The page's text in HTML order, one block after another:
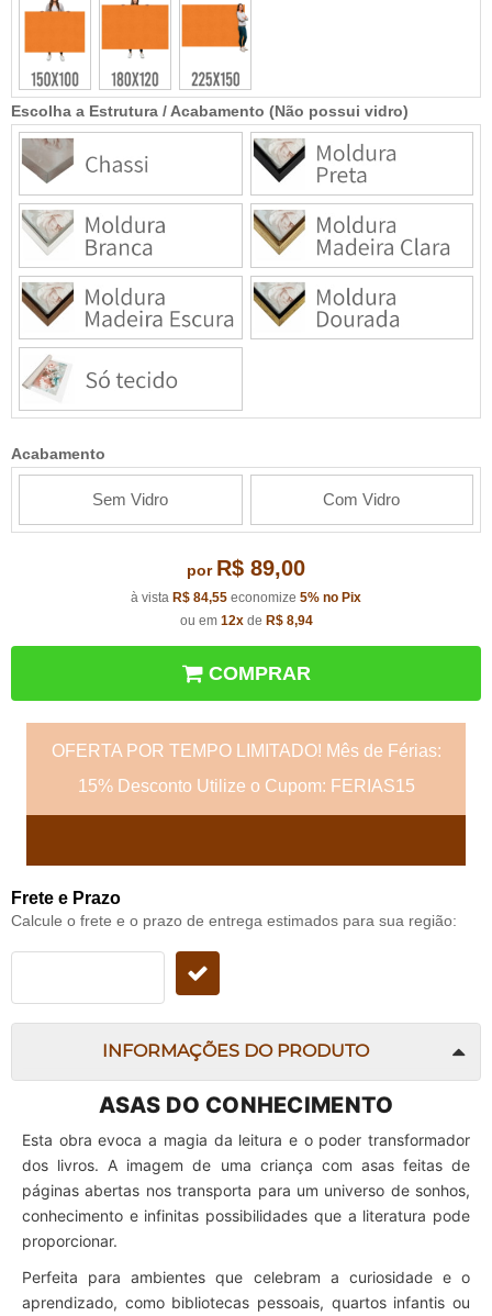
Escolha a Estrutura / Acabamento (Não possui vidro)
Acabamento
Sem Vidro Com Vidro
por R$ 89,00
à vista R$ 84,55 economize 5% no Pix
ou em 12xde R$ 8,94
COMPRAR
OFERTA POR TEMPO LIMITADO! Mês de Férias:
15% Desconto Utilize o Cupom: FERIAS15
Frete e Prazo
Calcule o frete e o prazo de entrega estimados para sua região:
INFORMAÇÕES DO PRODUTO
ASAS DO CONHECIMENTO
Esta obra evoca a magia da leitura e o poder transformador
dos livros. A imagem de uma criança com asas feitas de
páginas abertas nos transporta para um universo de sonhos,
conhecimento e infinitas possibilidades que a literatura pode
proporcionar.
Perfeita para ambientes que celebram a curiosidade e o
aprendizado, como bibliotecas pessoais, quartos infantis ou